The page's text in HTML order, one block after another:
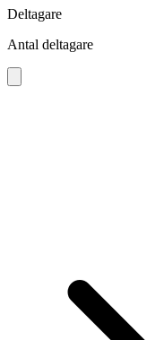
Deltagare
Antal deltagare